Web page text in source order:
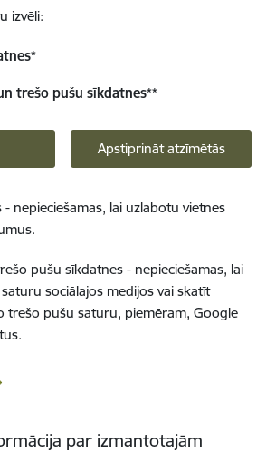
izvēli:
*
trešo pušu sīkdatnes**
Apstiprināt atzīmētās
nepieciešamas, lai uzlabotu vietnes
pušu sīkdatnes - nepieciešamas, lai
sociālajos medijos vai skatīt
trešo pušu saturu, piemēram, Google
par izmantotajām